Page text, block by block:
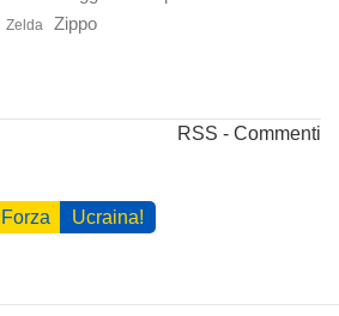
Zelda Zippo
RSS - Commenti
Forza Ucraina!